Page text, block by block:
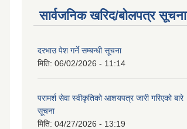
सार्वजनिक खरिद/बोलपत्र सूचना
दरभाउ पेश गर्ने सम्बन्धी सूचना
मिति: 06/02/2026 - 11:14
परामर्श सेवा स्वीकृतिको आशयपत्र जारी गरिएको बारे
सूचना
मिति: 04/27/2026 - 13:19